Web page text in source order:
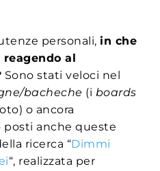
personali,in che
al
Sono stati veloci nel
bacheche (i boards
o ancora
posti anche queste
ricerca “Dimmi
“, realizzata per